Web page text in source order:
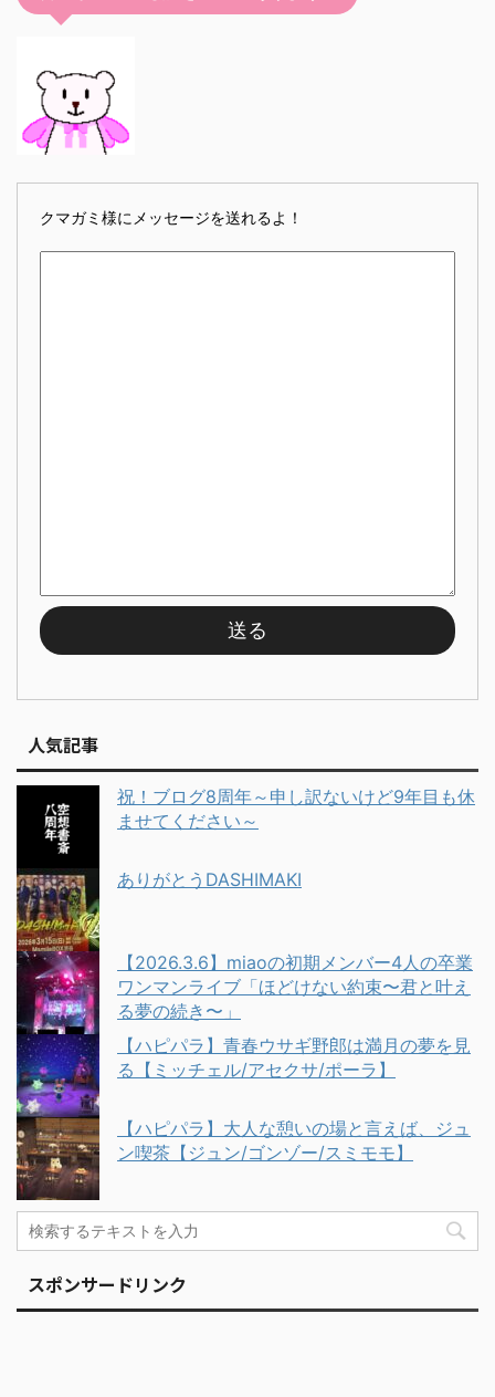
クマガミ様にメッセージを送れるよ！
人気記事
祝！ブログ8周年～申し訳ないけど9年目も休
ませてください～
ありがとうDASHIMAKI
【2026.3.6】miaoの初期メンバー4人の卒業
ワンマンライブ「ほどけない約束〜君と叶え
る夢の続き〜」
【ハピパラ】青春ウサギ野郎は満月の夢を見
る【ミッチェル/アセクサ/ポーラ】
【ハピパラ】大人な憩いの場と言えば、ジュ
ン喫茶【ジュン/ゴンゾー/スミモモ】
スポンサードリンク